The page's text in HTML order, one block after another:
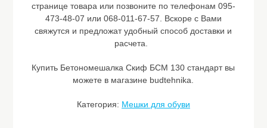
странице товара или позвоните по телефонам 095-
473-48-07 или 068-011-67-57. Вскоре с Вами
свяжутся и предложат удобный способ доставки и
расчета.
Купить Бетономешалка Скиф БСМ 130 стандарт вы
можете в магазине budtehnika.
Категория: Мешки для обуви